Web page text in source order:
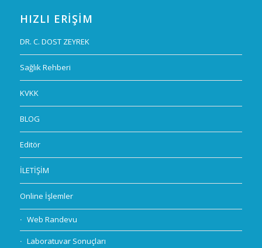
HIZLI ERIŞIM
DR. C. DOST ZEYREK
Sağlık Rehberi
KVKK
BLOG
Editör
İLETİŞİM
Online İşlemler
Web Randevu
Laboratuvar Sonuçları